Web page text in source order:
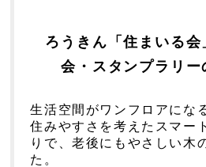
ろうきん「住まいる会
会・スタンプラリー
生活空間がワンフロアにな
住みやすさを考えたスマー
りで、老後にもやさしい木
た。